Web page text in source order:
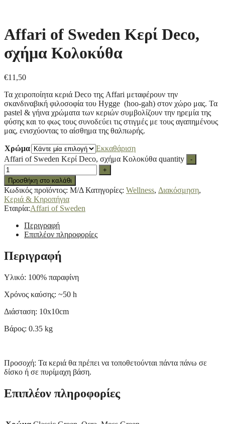
Affari of Sweden Κερί Deco,
σχήμα Κολοκύθα
€11,50
Τα χειροποίητα κεριά Deco της Affari μεταφέρουν την
σκανδιναβική φιλοσοφία του Hygge (hoo-gah) στον χώρο μας. Τα
pastel & γήινα χρώματα των κεριών συμβολίζουν την ηρεμία της
φύσης και το φως τους συνοδεύει τις στιγμές με τους αγαπημένους
μας, ενισχύοντας το αίσθημα της θαλπωρής.
Χρώμα
Εκκαθάριση
Affari of Sweden Κερί Deco, σχήμα Κολοκύθα quantity
-
+
Προσθήκη στο καλάθι
Κωδικός προϊόντος: Μ/Δ Κατηγορίες: Wellness, Διακόσμηση,
Κεριά & Κηροπήγια
Εταιρία:Affari of Sweden
Περιγραφή
Επιπλέον πληροφορίες
Περιγραφή
Υλικό: 100% παραφίνη
Χρόνος καύσης: ~50 h
Διάσταση: 10x10cm
Βάρος: 0.35 kg
Προσοχή: Τα κεριά θα πρέπει να τοποθετούνται πάντα πάνω σε
δίσκο ή σε πυρίμαχη βάση.
Επιπλέον πληροφορίες